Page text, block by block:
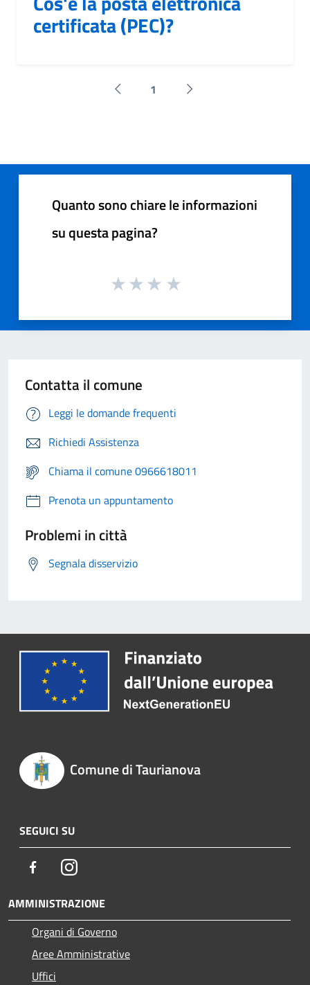
certificata (PEC)?
Pagina precedente
1 Successiva »
Quanto sono chiare le informazioni
su questa pagina?
Contatta il comune
Leggi le domande frequenti
Richiedi Assistenza
Chiama il comune 0966618011
Prenota un appuntamento
Problemi in città
Segnala disservizio
Comune di Taurianova
SEGUICI SU
FacebookInstagram
AMMINISTRAZIONE
Organi di Governo
Aree Amministrative
Uffici